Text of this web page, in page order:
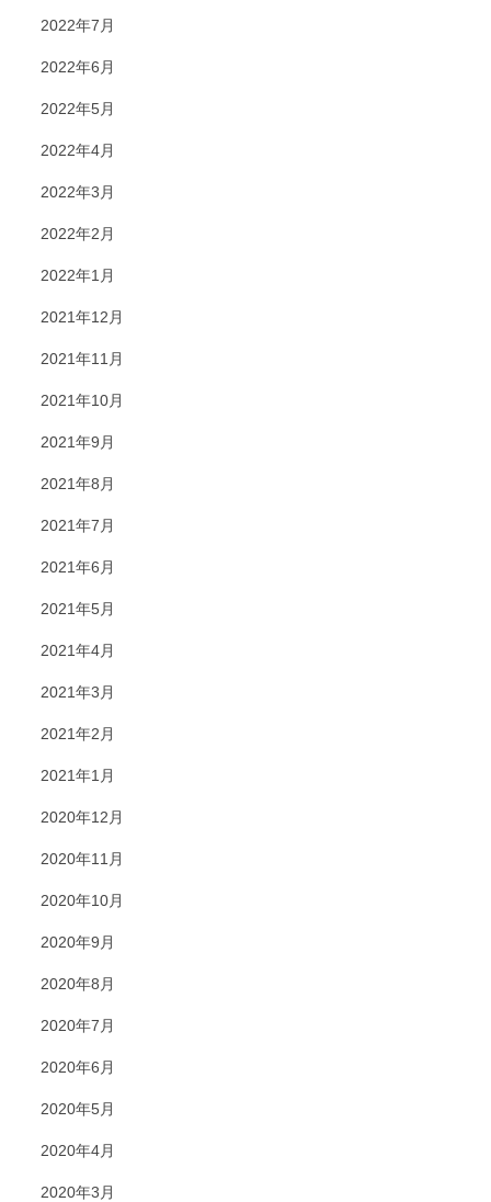
2022年7月
2022年6月
2022年5月
2022年4月
2022年3月
2022年2月
2022年1月
2021年12月
2021年11月
2021年10月
2021年9月
2021年8月
2021年7月
2021年6月
2021年5月
2021年4月
2021年3月
2021年2月
2021年1月
2020年12月
2020年11月
2020年10月
2020年9月
2020年8月
2020年7月
2020年6月
2020年5月
2020年4月
2020年3月